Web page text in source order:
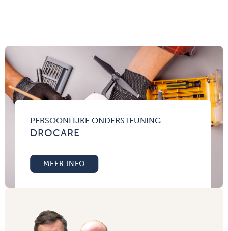
PERSOONLIJKE ONDERSTEUNING
DROCARE
MEER INFO